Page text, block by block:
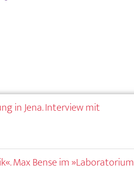
in Jena. Interview mit
Max Bense im »Laboratorium